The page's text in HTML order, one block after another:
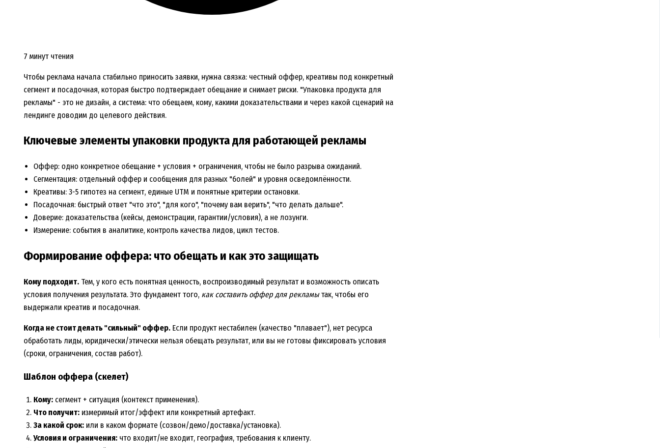
7 минут чтения
Чтобы реклама начала стабильно приносить заявки, нужна связка: честный оффер, креативы под конкретный
сегмент и посадочная, которая быстро подтверждает обещание и снимает риски. "Упаковка продукта для
рекламы" - это не дизайн, а система: что обещаем, кому, какими доказательствами и через какой сценарий на
лендинге доводим до целевого действия.
Ключевые элементы упаковки продукта для работающей рекламы
Оффер: одно конкретное обещание + условия + ограничения, чтобы не было разрыва ожиданий.
Сегментация: отдельный оффер и сообщения для разных "болей" и уровня осведомлённости.
Креативы: 3-5 гипотез на сегмент, единые UTM и понятные критерии остановки.
Посадочная: быстрый ответ "что это", "для кого", "почему вам верить", "что делать дальше".
Доверие: доказательства (кейсы, демонстрации, гарантии/условия), а не лозунги.
Измерение: события в аналитике, контроль качества лидов, цикл тестов.
Формирование оффера: что обещать и как это защищать
Кому подходит. Тем, у кого есть понятная ценность, воспроизводимый результат и возможность описать
условия получения результата. Это фундамент того, как составить оффер для рекламытак, чтобы его
выдержали креатив и посадочная.
Когда не стоит делать "сильный" оффер. Если продукт нестабилен (качество "плавает"), нет ресурса
обработать лиды, юридически/этически нельзя обещать результат, или вы не готовы фиксировать условия
(сроки, ограничения, состав работ).
Шаблон оффера (скелет)
Кому: сегмент + ситуация (контекст применения).
Что получит: измеримый итог/эффект или конкретный артефакт.
За какой срок: или в каком формате (созвон/демо/доставка/установка).
Условия и ограничения: что входит/не входит, география, требования к клиенту.